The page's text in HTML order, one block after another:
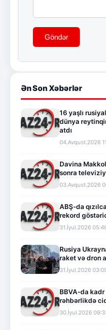
Göndər
Ən Son Xəbərlər
16 yaşlı
dünya
atdı
04.Avqust.2026
Davina
sonra
03.Avqust.2026
ABŞ-da
rekord
31.İyul.2026
Rusiya
raket və dron
31.İyul.2026
BBVA-da
rəhbərlikdə
30.İyul.2026